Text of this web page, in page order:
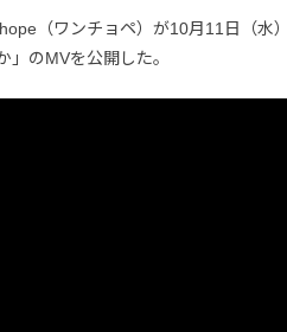
（ワンチョペ）が10月11日（水
」のMVを公開した。